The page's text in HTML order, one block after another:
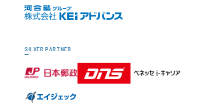
SILVER PARTNER